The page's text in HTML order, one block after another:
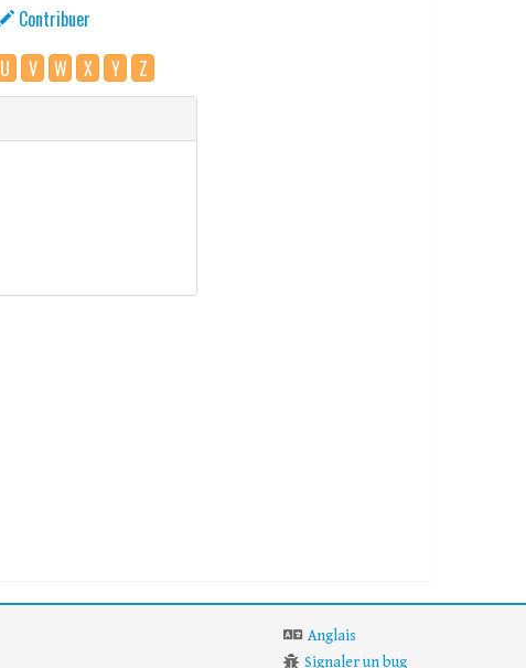
Contribuer
U V W X Y Z
Anglais
Signaler un bug